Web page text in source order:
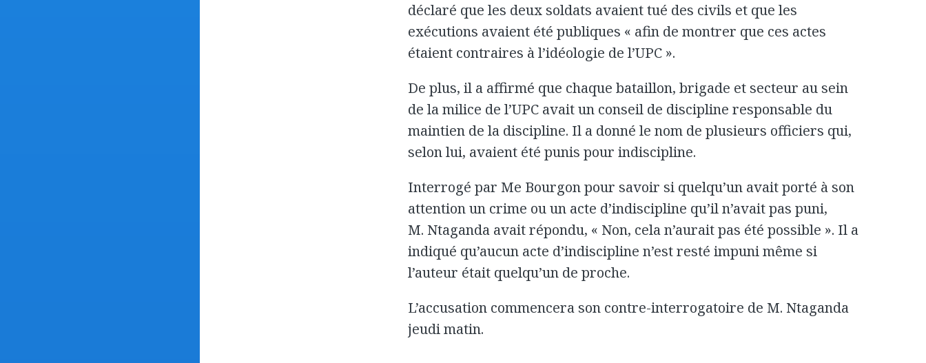
déclaré que les deux soldats avaient tué des civils et que les
exécutions avaient été publiques « afin de montrer que ces actes
étaient contraires à l’idéologie de l’UPC ».
De plus, il a affirmé que chaque bataillon, brigade et secteur au sein
de la milice de l’UPC avait un conseil de discipline responsable du
maintien de la discipline. Il a donné le nom de plusieurs officiers qui,
selon lui, avaient été punis pour indiscipline.
Interrogé par Me Bourgon pour savoir si quelqu’un avait porté à son
attention un crime ou un acte d’indiscipline qu’il n’avait pas puni,
M. Ntaganda avait répondu, « Non, cela n’aurait pas été possible ». Il a
indiqué qu’aucun acte d’indiscipline n’est resté impuni même si
l’auteur était quelqu’un de proche.
L’accusation commencera son contre-interrogatoire de M. Ntaganda
jeudi matin.